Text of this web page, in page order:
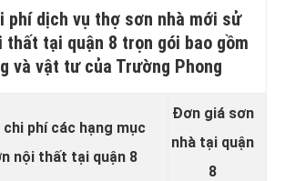
phí dịch vụ thợ sơn nhà mới sử
thất tại quận 8 trọn gói bao gồm
và vật tư của Trường Phong
chi phí các hạng mục
nội thất tại quận 8
Đơn giá sơn
nhà tại quận
8